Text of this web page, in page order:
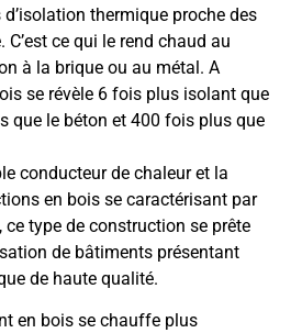
thermique proche des
ce qui le rend chaud au
à la brique ou au métal. A
se révèle 6 fois plus isolant que
que le béton et 400 fois plus que
conducteur de chaleur et la
en bois se caractérisant par
ce type de construction se prête
de bâtiments présentant
de haute qualité.
en bois se chauffe plus